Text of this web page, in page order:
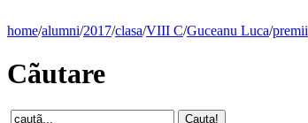
home/alumni/2017/clasa/VIII C/Guceanu Luca/premii
Cãutare